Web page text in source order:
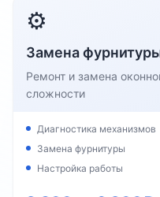
⚙️
Замена
Ремонт и замена
сложности
Диагностика механизмов
Замена фурнитуры
Настройка работы